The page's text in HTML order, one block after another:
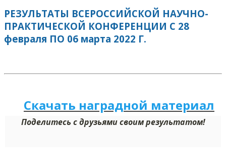
РЕЗУЛЬТАТЫ ВСЕРОССИЙСКОЙ НАУЧНО-
ПРАКТИЧЕСКОЙ КОНФЕРЕНЦИИ С 28
февраля ПО 06 марта 2022 Г.
Скачать наградной материал
Поделитесь с друзьями своим результатом!